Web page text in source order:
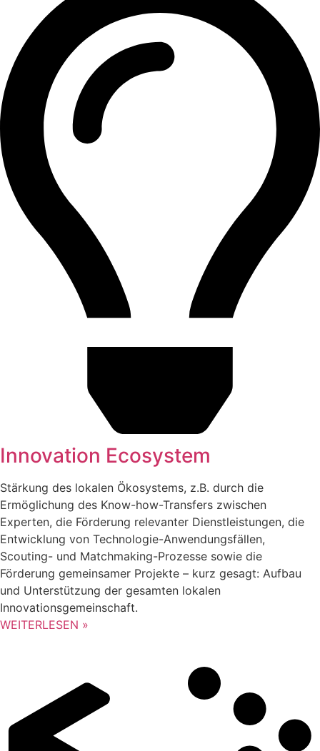
Innovation Ecosystem
Stärkung des lokalen Ökosystems, z.B. durch die
Ermöglichung des Know-how-Transfers zwischen
Experten, die Förderung relevanter Dienstleistungen, die
Entwicklung von Technologie-Anwendungsfällen,
Scouting- und Matchmaking-Prozesse sowie die
Förderung gemeinsamer Projekte – kurz gesagt: Aufbau
und Unterstützung der gesamten lokalen
Innovationsgemeinschaft.
WEITERLESEN »